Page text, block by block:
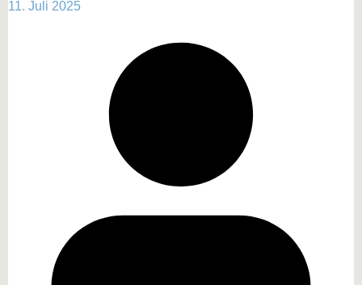
11. Juli 2025